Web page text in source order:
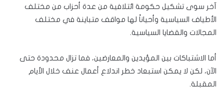
آخر سوى تشكيل حكومة ائتلافية من عدة أحزاب من مختلف
الأطياف السياسية وأحياناً لها مواقف متباينة في مختلف
المجالات والقضايا السياسية.
أما الاشتباكات بين المؤيدين والمعارضين، فما تزال محدودة حتى
الآن، لكن لا يمكن استبعاد خطر اندلاع أعمال عنف خلال الأيام
المقبلة.